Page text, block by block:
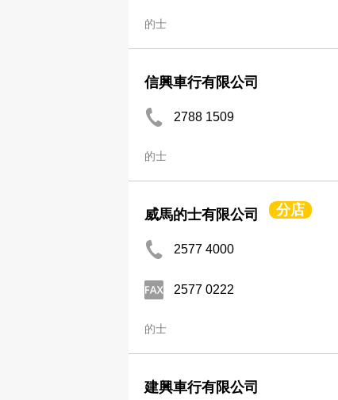
的士
信興車行有限公司
2788 1509
的士
威馬的士有限公司 分店
2577 4000
2577 0222
的士
建興車行有限公司